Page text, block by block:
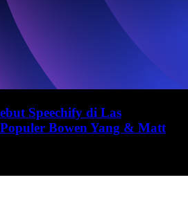
Speechify di Las
Bowen Yang & Matt